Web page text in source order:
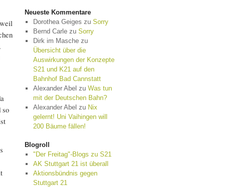
so
Neueste Kommentare
Dorothea Geiges zu Sorry
Bernd Carlezu Sorry
Dirk im Maschezu
Übersicht über die
Auswirkungen der Konzepte
S21 und K21 auf den
Bahnhof Bad Cannstatt
Alexander Abel zu Was tun
mit der Deutschen Bahn?
Alexander Abel zu Nix
gelernt! Uni Vaihingen will
200 Bäume fällen!
Blogroll
"Der Freitag"-Blogs zu S21
AK Stuttgart 21 ist überall
Aktionsbündnis gegen
Stuttgart 21